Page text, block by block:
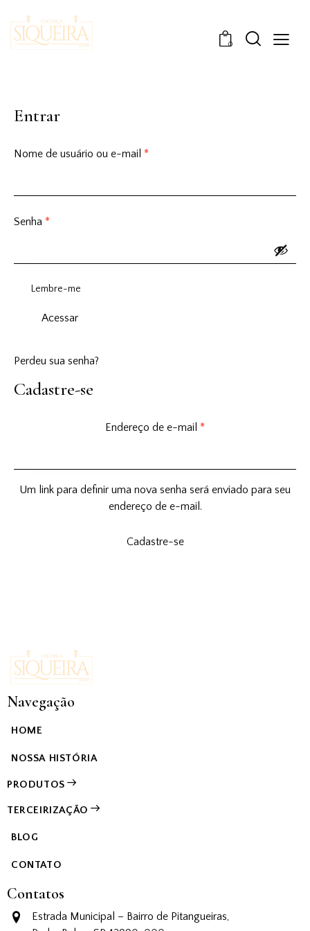
0
Entrar
Nome de usuário ou e-mail *
Senha *
Lembre-me
Acessar
Perdeu sua senha?
Cadastre-se
Endereço de e-mail *
Um link para definir uma nova senha será enviado para seu
endereço de e-mail.
Cadastre-se
Navegação
HOME
NOSSA HISTÓRIA
PRODUTOS
TERCEIRIZAÇÃO
BLOG
CONTATO
Contatos
Estrada Municipal – Bairro de Pitangueiras,